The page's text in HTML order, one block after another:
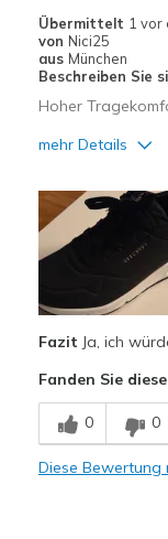
Zum Ausgehen
Breite
Meine Meinung
Übermittelt 1 vor
von Nici25
aus München
Beschreiben Sie
Hoher
mehr Details
Attraktives Design
Bequem
Stoßdämpfend
Geeignete
Auf der Arbeit
Freizeitkleidung
Breite
Fazit Ja, ich
Fanden Sie
0 0
Diese Bewertung